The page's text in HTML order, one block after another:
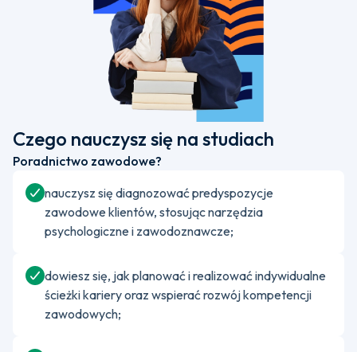
Czego nauczysz się na studiach
Poradnictwo zawodowe?
nauczysz się diagnozować predyspozycje
zawodowe klientów, stosując narzędzia
psychologiczne i zawodoznawcze;
dowiesz się, jak planować i realizować indywidualne
ścieżki kariery oraz wspierać rozwój kompetencji
zawodowych;